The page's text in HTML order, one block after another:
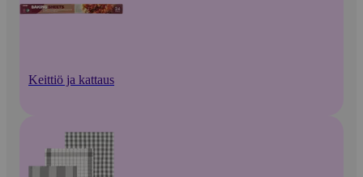
Keittiö ja kattaus